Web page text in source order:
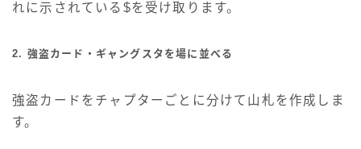
れに示されている$を受け取ります。
2. 強盗カード・ギャングスタを場に並べる
強盗カードをチャプターごとに分けて山札を作成しま
す。